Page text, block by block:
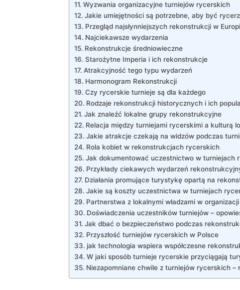
Wyzwania organizacyjne turniejów rycerskich
Jakie umiejętności ⁢są potrzebne, aby być
Przegląd najsłynniejszych rekonstrukcji w
Najciekawsze wydarzenia
Rekonstrukcje średniowieczne
Starożytne Imperia i ich rekonstrukcje
Atrakcyjność⁣ tego typu wydarzeń
Harmonogram Rekonstrukcji
Czy rycerskie turnieje są dla każdego
Rodzaje rekonstrukcji historycznych i ich
Jak znaleźć lokalne grupy rekonstrukcyjne
Relacja‍ między turniejami ​rycerskimi a ⁤kulturą
Jakie atrakcje czekają na‍ widzów podczas
Rola ⁤kobiet w rekonstrukcjach‍ rycerskich
Jak‌ dokumentować uczestnictwo w turniejach
Przykłady ‍ciekawych wydarzeń
Działania promujące turystykę opartą ⁤na
Jakie są koszty uczestnictwa w turniejach
Partnerstwa z lokalnymi władzami w
Doświadczenia uczestników turniejów –
Jak dbać o bezpieczeństwo podczas
Przyszłość turniejów rycerskich w Polsce
jak technologia ​wspiera współczesne
W jaki sposób⁣ turnieje rycerskie⁣ przyciągają
Niezapomniane chwile z turniejów ⁢rycerskich –